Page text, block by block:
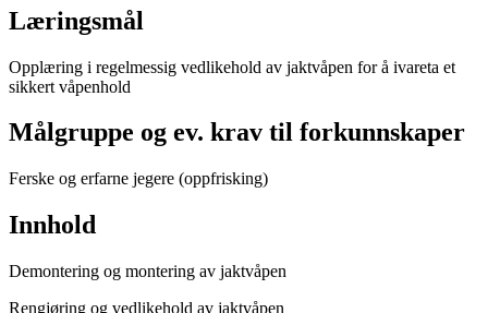
Læringsmål
Opplæring i regelmessig vedlikehold av jaktvåpen for å ivareta et
sikkert våpenhold
Målgruppe og ev. krav til forkunnskaper
Ferske og erfarne jegere (oppfrisking)
Innhold
Demontering og montering av jaktvåpen
Rengjøring og vedlikehold av jaktvåpen